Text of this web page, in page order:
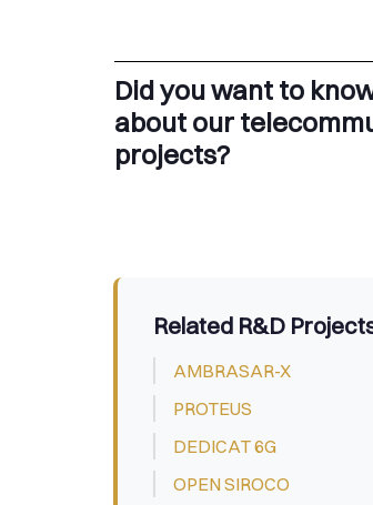
Did you want to
about our
projects?
Related R&D
AMBRASAR-X
PROTEUS
DEDICAT 6G
OPEN SIROCO